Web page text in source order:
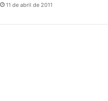
11 de abril de 2011